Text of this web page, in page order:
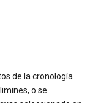
de la cronología
o se